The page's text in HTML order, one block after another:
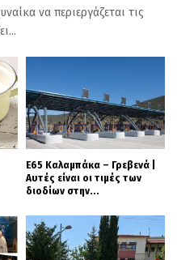
να περιεργάζεται τις
Ε65 Καλαμπάκα – Γρεβενά |
Αυτές είναι οι τιμές των
διοδίων στην...